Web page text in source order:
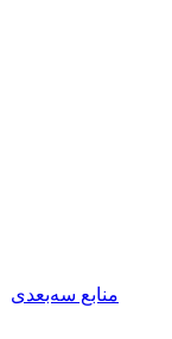
منابع سه‌بعدی